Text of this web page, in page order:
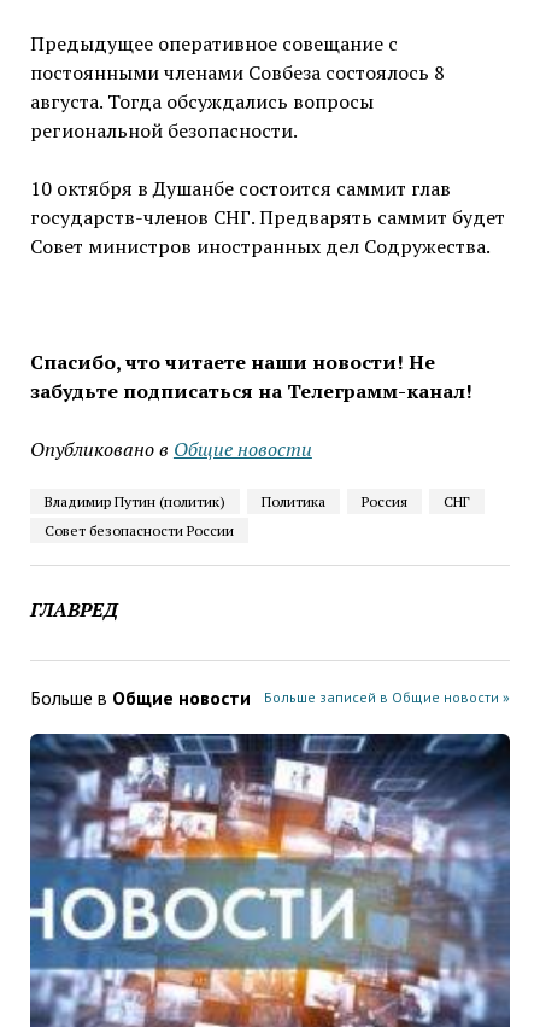
Предыдущее оперативное совещание с
постоянными членами Совбеза состоялось 8
августа. Тогда обсуждались вопросы
региональной безопасности.
10 октября в Душанбе состоится саммит глав
государств-членов СНГ. Предварять саммит будет
Совет министров иностранных дел Содружества.
Спасибо, что читаете наши новости! Не
забудьте подписаться на Телеграмм-канал!
Опубликовано в Общие новости
Владимир Путин (политик) Политика Россия
СНГ
Совет безопасности России
ГЛАВРЕД
Больше в Общие новости Больше записей в Общие новости »